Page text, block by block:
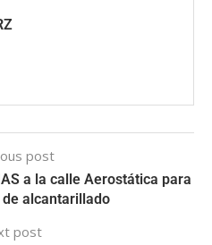
post
a la calle Aerostática para
alcantarillado
post